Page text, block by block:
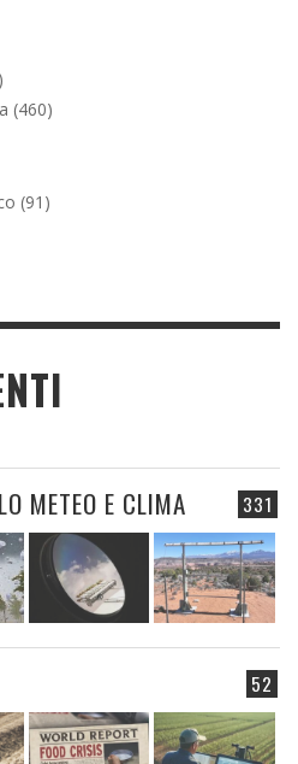
(460)
(91)
331
METEO E CLIMA
52